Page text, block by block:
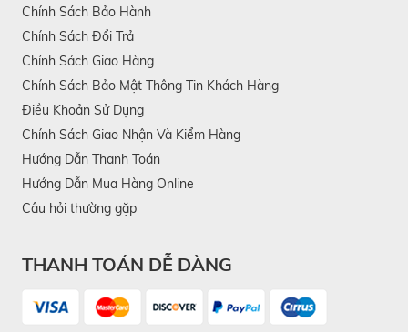
Chính Sách Bảo Hành
Chính Sách Đổi Trả
Chính Sách Giao Hàng
Chính Sách Bảo Mật Thông Tin Khách Hàng
Điều Khoản Sử Dụng
Chính Sách Giao Nhận Và Kiểm Hàng
Hướng Dẫn Thanh Toán
Hướng Dẫn Mua Hàng Online
Câu hỏi thường gặp
THANH TOÁN DỄ DÀNG